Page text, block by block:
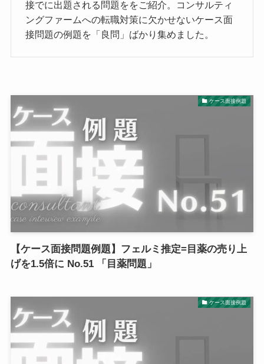
接でに出題される問題ををご紹介。コンサルティ
ングファームへの転職対策に欠かせないケース面
接問題の例題を「良問」ばかり集めました。
ケース面接例題
【ケース面接問題例題】フェルミ推定=目薬の売り上
げを1.5倍に No.51 「目薬問題」
ケース面接例題